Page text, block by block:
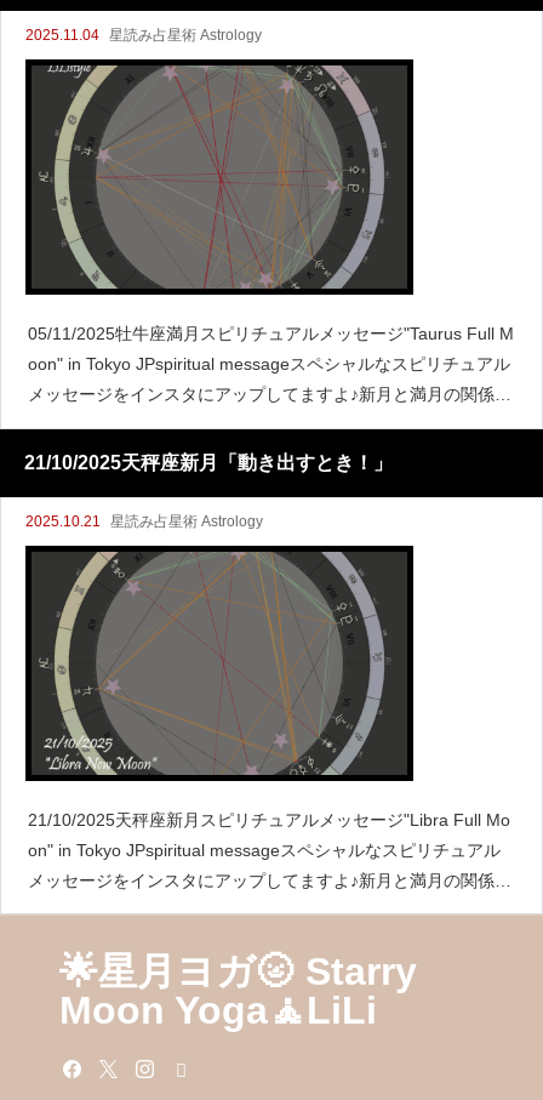
2025.11.04 星読み占星術 Astrology
05/11/2025牡牛座満月スピリチュアルメッセージ"Taurus Full M
oon" in Tokyo JPspiritual messageスペシャルなスピリチュアル
メッセージをインスタにアップしてますよ♪新月と満月の関係こ
こで新月
21/10/2025天秤座新月「動き出すとき！」
2025.10.21 星読み占星術 Astrology
21/10/2025天秤座新月スピリチュアルメッセージ"Libra Full Mo
on" in Tokyo JPspiritual messageスペシャルなスピリチュアル
メッセージをインスタにアップしてますよ♪新月と満月の関係こ
こで新月と
🌟星月ヨガ🌝 Starry
Moon Yoga🧘LiLi